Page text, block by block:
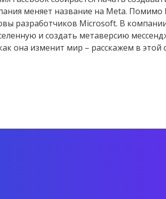
меняет название на Meta. Помимо
разработчиков Microsoft. В
и создать метаверсию
она изменит мир – расскажем в этой